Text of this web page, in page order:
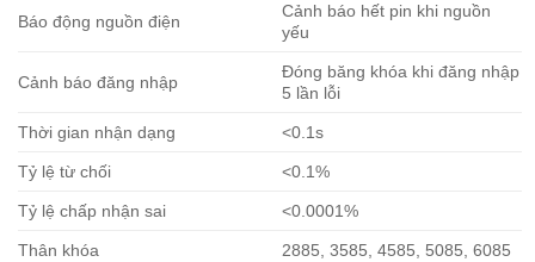
Báo động nguồn điện
Cảnh báo hết pin khi nguồn
yếu
Cảnh báo đăng nhập
Đóng băng khóa khi đăng nhập
5 lần lỗi
Thời gian nhận dạng <0.1s
Tỷ lệ từ chối <0.1%
Tỷ lệ chấp nhận sai <0.0001%
Thân khóa 2885, 3585, 4585, 5085, 6085